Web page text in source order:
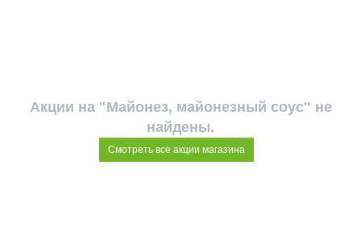
Акции на "Майонез, майонезный соус" не
найдены.
Смотреть все акции магазина